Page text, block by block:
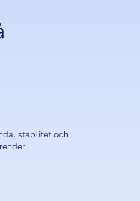
stabilitet och